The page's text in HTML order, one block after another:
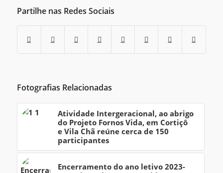
Partilhe nas Redes Sociais
Fotografias Relacionadas
Atividade Intergeracional, ao abrigo
do Projeto Fornos Vida, em Cortiçô
e Vila Chã reúne cerca de 150
participantes
Encerramento do ano letivo 2023-